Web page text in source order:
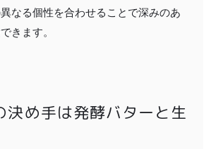
なる個性を合わせることで深みのあ
きます。
決め手は発酵バターと生